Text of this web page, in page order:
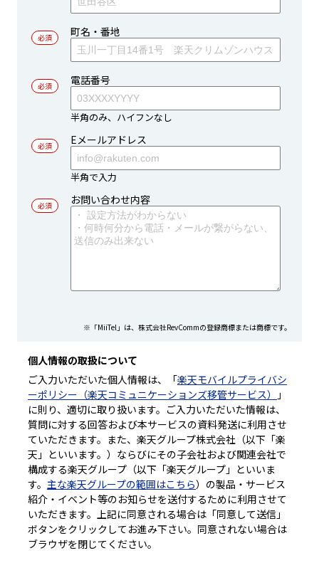
町名・番地
電話番号
半角のみ、ハイフンなし
Eメールアドレス
半角で入力
お問い合わせ内容
※「MiiTel」は、株式会社RevCommの登録商標または商標です。
個人情報の取扱について
ご入力いただいた個人情報は、「楽天モバイルプライバシ
ーポリシー（楽天コミュニケーションズ移管サービス）
」
に則り、適切に取り扱います。ご入力いただいた情報は、
質問に対する回答および本サービスの資料発送に利用させ
ていただきます。また、楽天グループ株式会社（以下「楽
天」といいます。）ならびにその子会社および関連会社で
構成する楽天グループ（以下「楽天グループ」といいま
す。 主な楽天グループの範囲はこちら）の製品・サービス
紹介・イベント等のお知らせを送付するために利用させて
いただきます。上記に同意される場合は「同意して送信」
ボタンをクリックしてお進み下さい。同意されない場合は
ブラウザを閉じてください。